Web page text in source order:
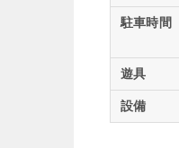
駐車時間
遊具
設備